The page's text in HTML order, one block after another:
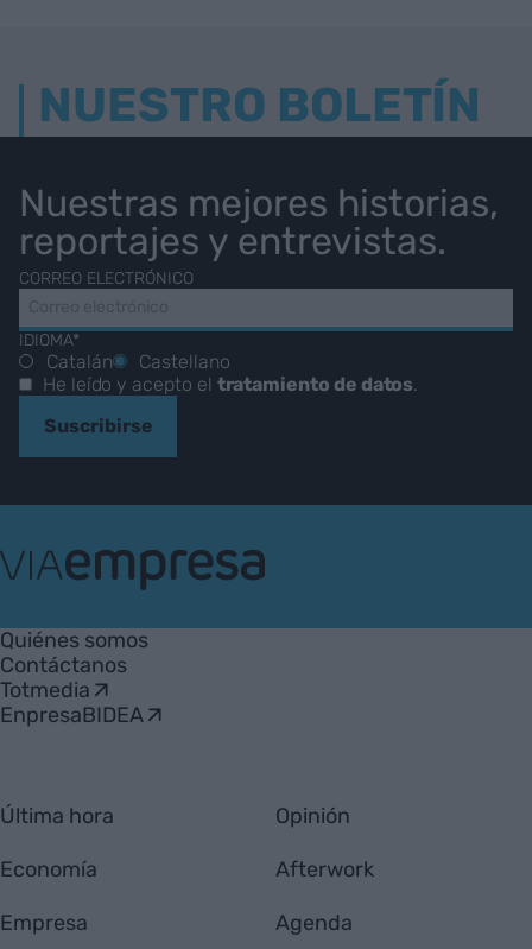
NUESTRO BOLETÍN
Nuestras mejores historias,
reportajes y entrevistas.
CORREO ELECTRÓNICO
IDIOMA*
Catalán
Castellano
He leído y acepto el tratamiento de datos
Suscribirse
Empresa
Quiénes somos
Contáctanos
Totmedia
EnpresaBIDEA
Última hora
Economía
Empresa
Opinión
Afterwork
Agenda